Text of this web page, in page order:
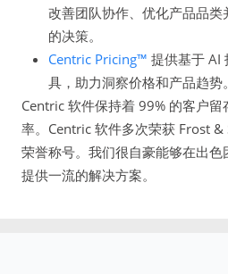
改善团队协作、优化产品品
的决策。
Centric Pricing™ 提供基于 AI
具，助力洞察价格和产品趋势。
Centric 软件保持着 99% 的客户
率。Centric 软件多次荣获 Frost
荣誉称号。我们很自豪能够在出
提供一流的解决方案。